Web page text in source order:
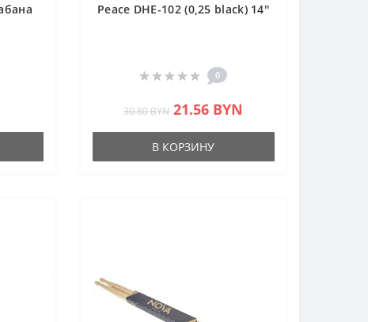
Peace DHE-102 (0,25 black) 14''
0
30.80 BYN 21.56 BYN
В КОРЗИНУ